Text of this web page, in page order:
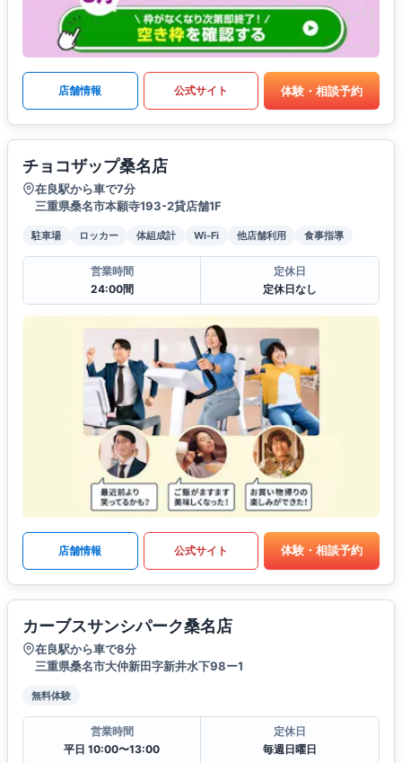
店舗情報 公式サイト 体験・相談予約
チョコザップ桑名店
在良駅から車で7分
三重県桑名市本願寺193-2貸店舗1F
駐車場 ロッカー 体組成計 Wi-Fi 他店舗利用 食事指導
営業時間
24:00間
定休日
定休日なし
店舗情報 公式サイト 体験・相談予約
カーブスサンシパーク桑名店
在良駅から車で8分
三重県桑名市大仲新田字新井水下98ー1
無料体験
営業時間
平日 10:00〜13:00
定休日
毎週日曜日